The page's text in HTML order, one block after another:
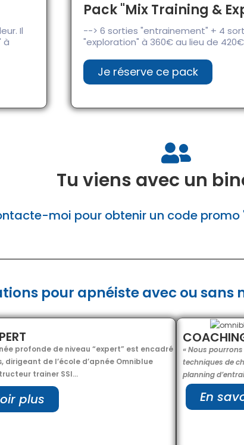
Il
à
Pack "Mix Training &
--> 6 sorties "entrainement" + 4
"exploration" à 360€ au lieu de 420€
Je réserve ce pack
Tu viens avec un
moi pour obtenir un code promo
pour apnéiste avec ou
profonde de niveau “expert” est encadré
dirigeant de l’école d’apnée Omniblue
trainer SSI…
plus
« Nous
techniques de
planning
En